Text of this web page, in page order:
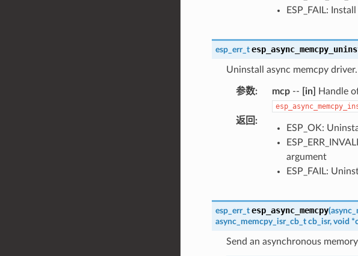
ESP_FAIL:
esp_err_t
Uninstall async memcpy driver.
参数: mcp-- [in] Handle
返回 :
ESP_OK:
argument
ESP_FAIL:
esp_err_t esp_async_memcpy(
async_memcpy_isr_cb_t cb_isr, void *
Send an asynchronous